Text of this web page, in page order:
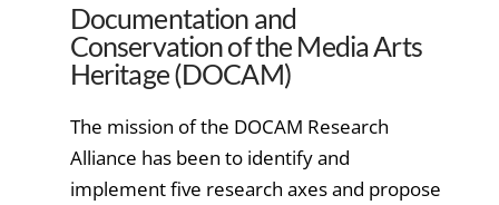
Documentation and
Conservation of the Media Arts
Heritage (DOCAM)
The mission of the DOCAM Research
Alliance has been to identify and
implement five research axes and propose